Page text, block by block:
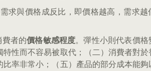
求與價格成反比，即價格越高，需求越
費者的價格敏感程度。彈性小則代表價格
性而不容易被取代；（二）消費者對於
率非常小；（五）產品的部分成本能夠